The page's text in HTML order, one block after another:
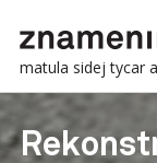
matula sidej tycar